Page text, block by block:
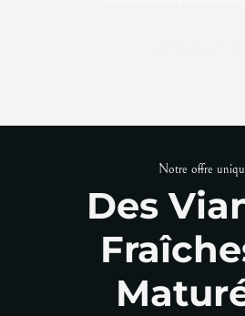
Notre offre
Des